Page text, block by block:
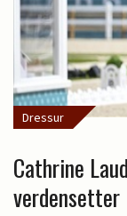
Dressur
Cathrine
verdensetter